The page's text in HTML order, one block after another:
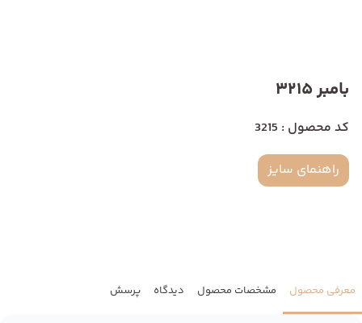
بامبر 3215
کد محصول : 3215
راهنمای سایز
معرفی محصول مشخصات محصول دیدگاه پرسش